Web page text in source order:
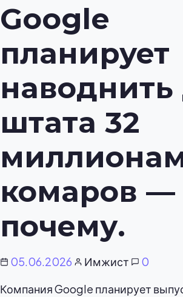
Google
планирует
наводнить
штата 32
комаров —
почему.
05.06.2026 Имжист
0
Компания Google планирует